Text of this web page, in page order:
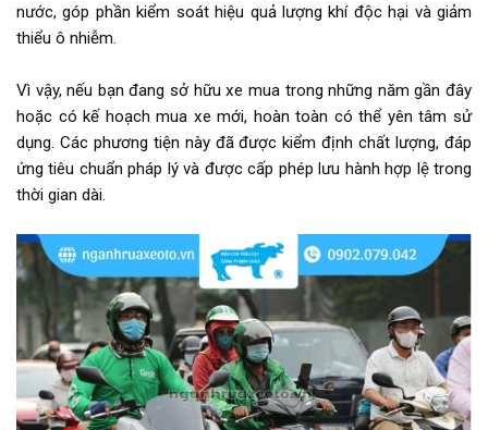
nước, góp phần kiểm soát hiệu quả lượng khí độc hại và giảm
thiểu ô nhiễm.
Vì vậy, nếu bạn đang sở hữu xe mua trong những năm gần đây
hoặc có kế hoạch mua xe mới, hoàn toàn có thể yên tâm sử
dụng. Các phương tiện này đã được kiểm định chất lượng, đáp
ứng tiêu chuẩn pháp lý và được cấp phép lưu hành hợp lệ trong
thời gian dài.